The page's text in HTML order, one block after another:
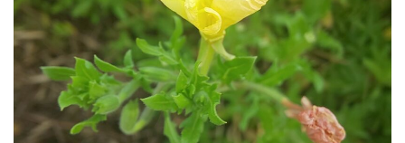
色い
花：
ナエ
シ
3
最近